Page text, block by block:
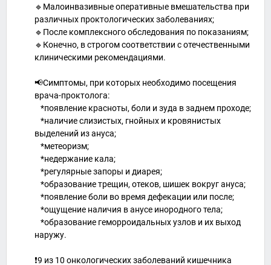
🔹Малоинвазивные оперативные вмешательства при
различных проктологических заболеваниях;
🔹После комплексного обследования по показаниям;
🔹Конечно, в строгом соответствии с отечественными
клиническими рекомендациями.
📢Симптомы, при которых необходимо посещения
врача-проктолога:
⠀*появление красноты, боли и зуда в заднем проходе;
⠀*наличие слизистых, гнойных и кровянистых
выделений из ануса;
⠀*метеоризм;
⠀*недержание кала;
⠀*регулярные запоры и диарея;
⠀*образование трещин, отеков, шишек вокруг ануса;
⠀*появление боли во время дефекации или после;
⠀*ощущение наличия в анусе инородного тела;
⠀*образование геморроидальных узлов и их выход
наружу.
❗9 из 10 онкологических заболеваний кишечника